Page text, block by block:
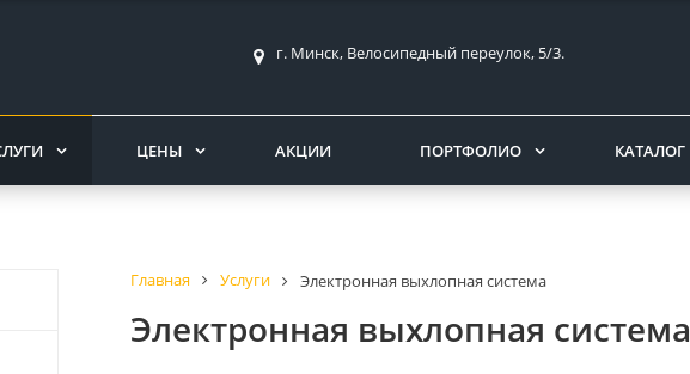
г. Минск, Велосипедный переулок, 5/3.
ЦЕНЫ АКЦИИ ПОРТФОЛИО КАТАЛОГ
Главная Услуги Электронная выхлопная система
Электронная выхлопная система